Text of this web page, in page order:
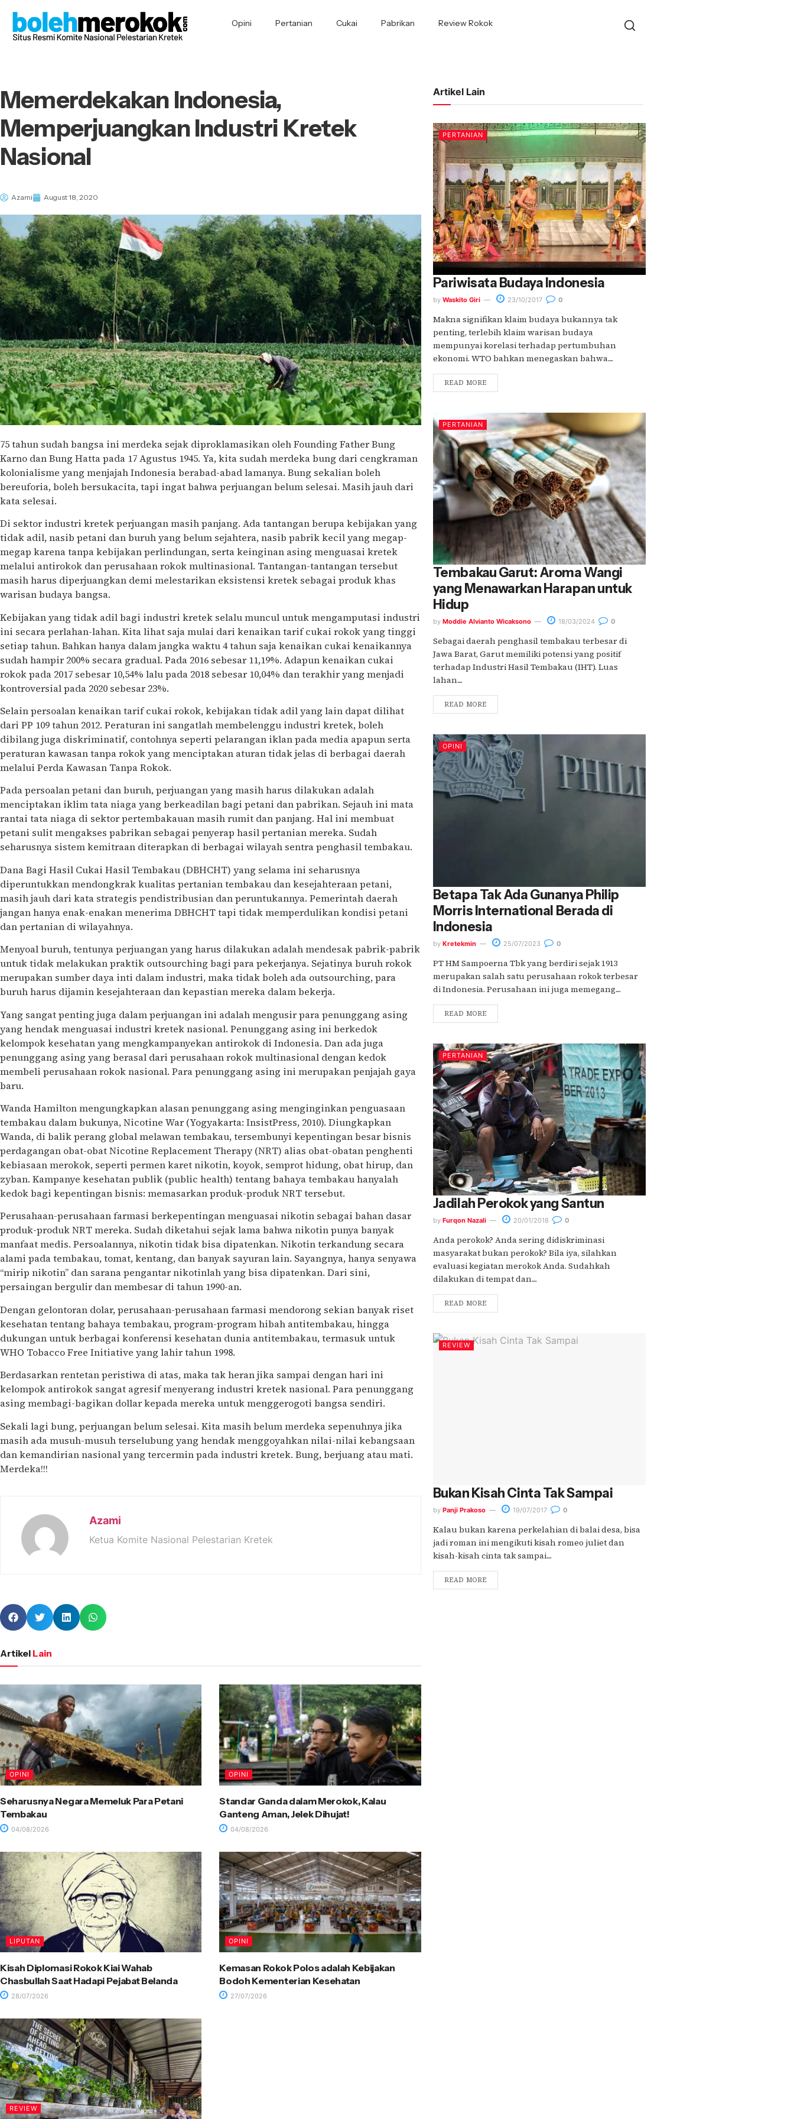
Opini Pertanian Cukai Pabrikan Review Rokok
Memerdekakan Indonesia,
Memperjuangkan Industri Kretek
Nasional
Azami August 18, 2020
75 tahun sudah bangsa ini merdeka sejak diproklamasikan oleh Founding Father Bung
Karno dan Bung Hatta pada 17 Agustus 1945. Ya, kita sudah merdeka bung dari cengkraman
kolonialisme yang menjajah Indonesia berabad-abad lamanya. Bung sekalian boleh
bereuforia, boleh bersukacita, tapi ingat bahwa perjuangan belum selesai. Masih jauh dari
kata selesai.
Di sektor industri kretek perjuangan masih panjang. Ada tantangan berupa kebijakan yang
tidak adil, nasib petani dan buruh yang belum sejahtera, nasib pabrik kecil yang megap-
megap karena tanpa kebijakan perlindungan, serta keinginan asing menguasai kretek
melalui antirokok dan perusahaan rokok multinasional. Tantangan-tantangan tersebut
masih harus diperjuangkan demi melestarikan eksistensi kretek sebagai produk khas
warisan budaya bangsa.
Kebijakan yang tidak adil bagi industri kretek selalu muncul untuk mengamputasi industri
ini secara perlahan-lahan. Kita lihat saja mulai dari kenaikan tarif cukai rokok yang tinggi
setiap tahun. Bahkan hanya dalam jangka waktu 4 tahun saja kenaikan cukai kenaikannya
sudah hampir 200% secara gradual. Pada 2016 sebesar 11,19%. Adapun kenaikan cukai
rokok pada 2017 sebesar 10,54% lalu pada 2018 sebesar 10,04% dan terakhir yang menjadi
kontroversial pada 2020 sebesar 23%.
Selain persoalan kenaikan tarif cukai rokok, kebijakan tidak adil yang lain dapat dilihat
dari PP 109 tahun 2012. Peraturan ini sangatlah membelenggu industri kretek, boleh
dibilang juga diskriminatif, contohnya seperti pelarangan iklan pada media apapun serta
peraturan kawasan tanpa rokok yang menciptakan aturan tidak jelas di berbagai daerah
melalui Perda Kawasan Tanpa Rokok.
Pada persoalan petani dan buruh, perjuangan yang masih harus dilakukan adalah
menciptakan iklim tata niaga yang berkeadilan bagi petani dan pabrikan. Sejauh ini mata
rantai tata niaga di sektor pertembakauan masih rumit dan panjang. Hal ini membuat
petani sulit mengakses pabrikan sebagai penyerap hasil pertanian mereka. Sudah
seharusnya sistem kemitraan diterapkan di berbagai wilayah sentra penghasil tembakau.
Dana Bagi Hasil Cukai Hasil Tembakau (DBHCHT) yang selama ini seharusnya
diperuntukkan mendongkrak kualitas pertanian tembakau dan kesejahteraan petani,
masih jauh dari kata strategis pendistribusian dan peruntukannya. Pemerintah daerah
jangan hanya enak-enakan menerima DBHCHT tapi tidak memperdulikan kondisi petani
dan pertanian di wilayahnya.
Menyoal buruh, tentunya perjuangan yang harus dilakukan adalah mendesak pabrik-pabrik
untuk tidak melakukan praktik outsourching bagi para pekerjanya. Sejatinya buruh rokok
merupakan sumber daya inti dalam industri, maka tidak boleh ada outsourching, para
buruh harus dijamin kesejahteraan dan kepastian mereka dalam bekerja.
Yang sangat penting juga dalam perjuangan ini adalah mengusir para penunggang asing
yang hendak menguasai industri kretek nasional. Penunggang asing ini berkedok
kelompok kesehatan yang mengkampanyekan antirokok di Indonesia. Dan ada juga
penunggang asing yang berasal dari perusahaan rokok multinasional dengan kedok
membeli perusahaan rokok nasional. Para penunggang asing ini merupakan penjajah gaya
baru.
Wanda Hamilton mengungkapkan alasan penunggang asing menginginkan penguasaan
tembakau dalam bukunya, Nicotine War (Yogyakarta: InsistPress, 2010). Diungkapkan
Wanda, di balik perang global melawan tembakau, tersembunyi kepentingan besar bisnis
perdagangan obat-obat Nicotine Replacement Therapy (NRT) alias obat-obatan penghenti
kebiasaan merokok, seperti permen karet nikotin, koyok, semprot hidung, obat hirup, dan
zyban. Kampanye kesehatan publik (public health) tentang bahaya tembakau hanyalah
kedok bagi kepentingan bisnis: memasarkan produk-produk NRT tersebut.
Perusahaan-perusahaan farmasi berkepentingan menguasai nikotin sebagai bahan dasar
produk-produk NRT mereka. Sudah diketahui sejak lama bahwa nikotin punya banyak
manfaat medis. Persoalannya, nikotin tidak bisa dipatenkan. Nikotin terkandung secara
alami pada tembakau, tomat, kentang, dan banyak sayuran lain. Sayangnya, hanya senyawa
“mirip nikotin” dan sarana pengantar nikotinlah yang bisa dipatenkan. Dari sini,
persaingan bergulir dan membesar di tahun 1990-an.
Dengan gelontoran dolar, perusahaan-perusahaan farmasi mendorong sekian banyak riset
kesehatan tentang bahaya tembakau, program-program hibah antitembakau, hingga
dukungan untuk berbagai konferensi kesehatan dunia antitembakau, termasuk untuk
WHO Tobacco Free Initiative yang lahir tahun 1998.
Berdasarkan rentetan peristiwa di atas, maka tak heran jika sampai dengan hari ini
kelompok antirokok sangat agresif menyerang industri kretek nasional. Para penunggang
asing membagi-bagikan dollar kepada mereka untuk menggerogoti bangsa sendiri.
Sekali lagi bung, perjuangan belum selesai. Kita masih belum merdeka sepenuhnya jika
masih ada musuh-musuh terselubung yang hendak menggoyahkan nilai-nilai kebangsaan
dan kemandirian nasional yang tercermin pada industri kretek. Bung, berjuang atau mati.
Merdeka!!!
Azami
Ketua Komite Nasional Pelestarian Kretek
Artikel Lain
OPINI
Seharusnya Negara Memeluk Para Petani
Tembakau
04/08/2026
OPINI
Standar Ganda dalam Merokok, Kalau
Ganteng Aman, Jelek Dihujat!
04/08/2026
LIPUTAN
Kisah Diplomasi Rokok Kiai Wahab
Chasbullah Saat Hadapi Pejabat Belanda
28/07/2026
OPINI
Kemasan Rokok Polos adalah Kebijakan
Bodoh Kementerian Kesehatan
27/07/2026
REVIEW
Artikel Lain
PERTANIAN
Pariwisata Budaya Indonesia
by Waskito Giri 23/10/2017 0
Makna signifikan klaim budaya bukannya tak
penting, terlebih klaim warisan budaya
mempunyai korelasi terhadap pertumbuhan
ekonomi. WTO bahkan menegaskan bahwa....
READ MORE
PERTANIAN
Tembakau Garut: Aroma Wangi
yang Menawarkan Harapan untuk
Hidup
by Moddie Alvianto Wicaksono 18/03/2024 0
Sebagai daerah penghasil tembakau terbesar di
Jawa Barat, Garut memiliki potensi yang positif
terhadap Industri Hasil Tembakau (IHT). Luas
lahan....
READ MORE
OPINI
Betapa Tak Ada Gunanya Philip
Morris International Berada di
Indonesia
by Kretekmin 25/07/2023 0
PT HM Sampoerna Tbk yang berdiri sejak 1913
merupakan salah satu perusahaan rokok terbesar
di Indonesia. Perusahaan ini juga memegang....
READ MORE
PERTANIAN
Jadilah Perokok yang Santun
by Furqon Nazali 20/01/2018 0
Anda perokok? Anda sering didiskriminasi
masyarakat bukan perokok? Bila iya, silahkan
evaluasi kegiatan merokok Anda. Sudahkah
dilakukan di tempat dan....
READ MORE
REVIEW
Bukan Kisah Cinta Tak Sampai
by Panji Prakoso 19/07/2017 0
Kalau bukan karena perkelahian di balai desa, bisa
jadi roman ini mengikuti kisah romeo juliet dan
kisah-kisah cinta tak sampai....
READ MORE